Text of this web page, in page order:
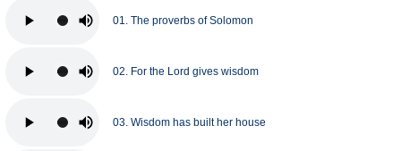
01. The proverbs of Solomon
02. For the Lord gives wisdom
03. Wisdom has built her house